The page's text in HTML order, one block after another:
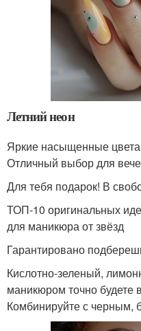
Летний неон
Яркие насыщенные цвета
Отличный выбор для
Для тебя подарок! В
ТОП-10 оригинальных
для маникюра от звёзд
Гарантировано
Кислотно-зеленый,
маникюром точно будете
Комбинируйте с черным,